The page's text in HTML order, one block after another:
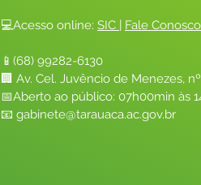
💻Acesso online: SIC | Fale Conosco
📱(68) 99282-6130
🏢 Av. Cel. Juvêncio de Menezes,
📅Aberto ao público: 07h00min às
📧 gabinete@tarauaca.ac.gov.br